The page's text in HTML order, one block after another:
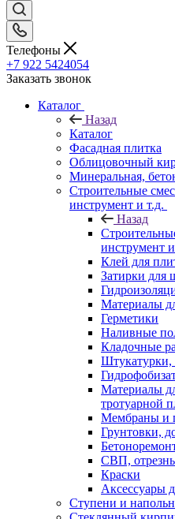
Телефоны
+7 922 5424054
Заказать звонок
Каталог
Назад
Каталог
Фасадная плитка
Облицовочный
Минеральная,
Строительные
инструмент и т.д.
Назад
инструмент
Клей для
Затирки для
Материалы
Герметики
Наливные
Кладочные
Штукатурки,
Материалы
тротуарной
Мембраны и
Грунтовки,
СВП,
Краски
Аксессуары
Ступени и